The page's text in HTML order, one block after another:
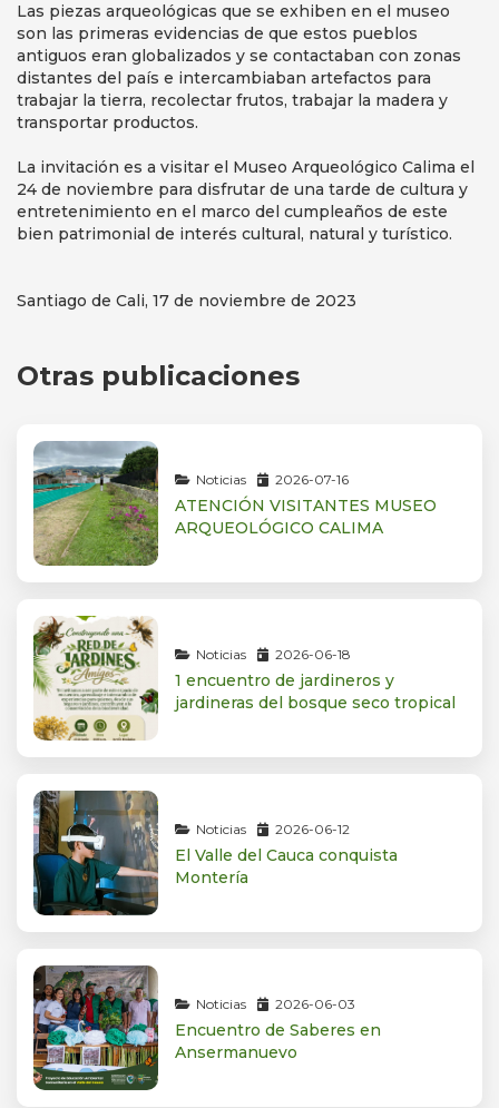
Las piezas arqueológicas que se exhiben en el museo
son las primeras evidencias de que estos pueblos
antiguos eran globalizados y se contactaban con zonas
distantes del país e intercambiaban artefactos para
trabajar la tierra, recolectar frutos, trabajar la madera y
transportar productos.
La invitación es a visitar el Museo Arqueológico Calima el
24 de noviembre para disfrutar de una tarde de cultura y
entretenimiento en el marco del cumpleaños de este
bien patrimonial de interés cultural, natural y turístico.
Santiago de Cali, 17 de noviembre de 2023
Otras publicaciones
Noticias 2026-07-16
ATENCIÓN VISITANTES MUSEO
ARQUEOLÓGICO CALIMA
Noticias 2026-06-18
1 encuentro de jardineros y
jardineras del bosque seco tropical
Noticias 2026-06-12
El Valle del Cauca conquista
Montería
Noticias 2026-06-03
Encuentro de Saberes en
Ansermanuevo